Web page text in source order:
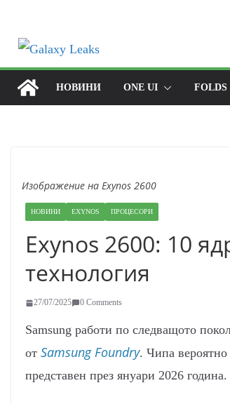
content
НОВИНИ ONE UI FOLDS
Изображение на Exynos 2600
НОВИНИ EXYNOS ПРОЦЕСОРИ
Exynos 2600: 10
технология
27/07/2025 0 Comments
Samsung работи по следващото
от Samsung Foundry. Чипа вероятно
представен през януари 2026 година.